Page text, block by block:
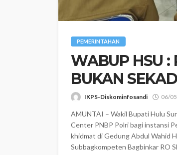
PEMERINTAHAN
WABUP HSU :
BUKAN
IKPS-Diskominfosandi 06/
‎​AMUNTAI – Wakil Bupati Hulu
Center PNBP Polri bagi instansi
khidmat di Gedung Abdul Wahid
Subbagkompeten Bagbinkar RO